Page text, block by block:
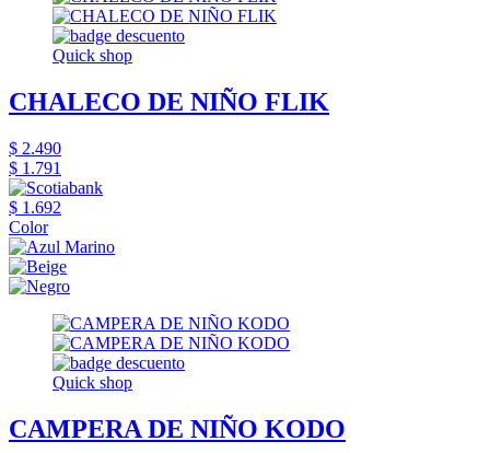
Quick shop
CHALECO DE NIÑO FLIK
$ 2.490
$ 1.791
$ 1.692
Color
Quick shop
CAMPERA DE NIÑO KODO